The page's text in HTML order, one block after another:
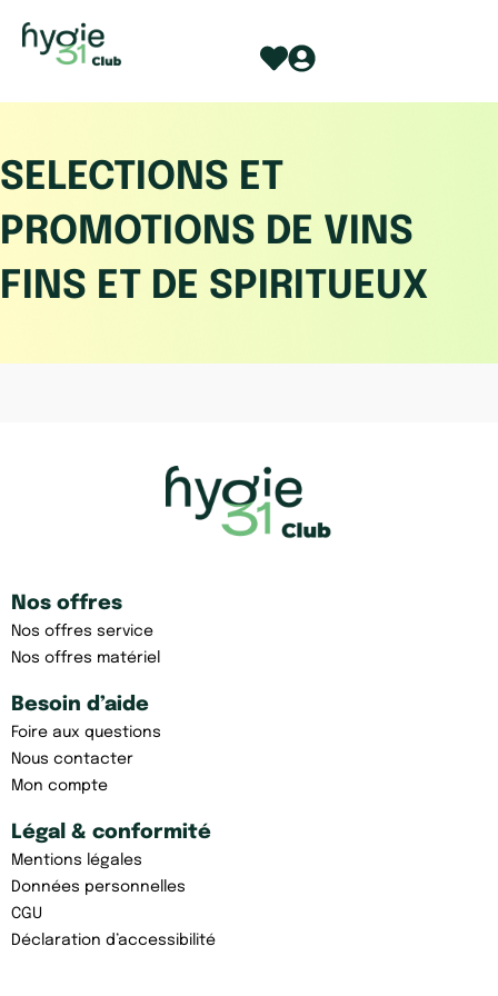
contenu
SELECTIONS ET
PROMOTIONS DE VINS
FINS ET DE SPIRITUEUX
Nos offres
Nos offres service
Nos offres matériel
Besoin d’aide
Foire aux questions
Nous contacter
Mon compte
Légal & conformité
Mentions légales
Données personnelles
CGU
Déclaration d’accessibilité